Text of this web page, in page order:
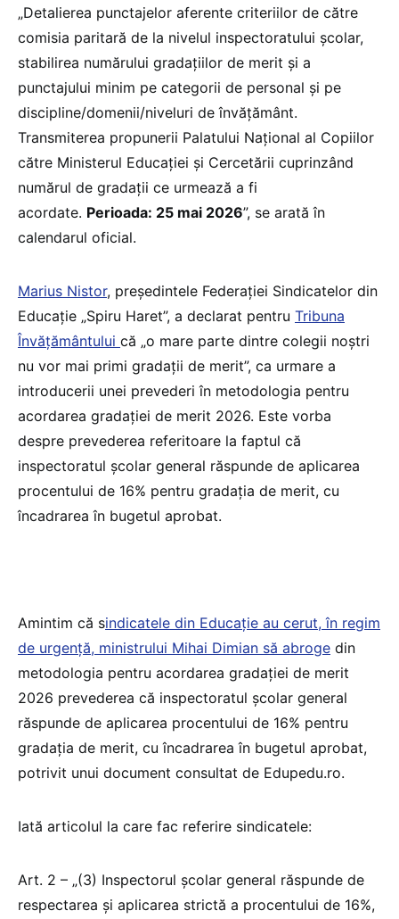
„Detalierea punctajelor aferente criteriilor de către
comisia paritară de la nivelul inspectoratului şcolar,
stabilirea numărului gradaţiilor de merit şi a
punctajului minim pe categorii de personal şi pe
discipline/domenii/niveluri de învăţământ.
Transmiterea propunerii Palatului Naţional al Copiilor
către Ministerul Educației și Cercetării cuprinzând
numărul de gradaţii ce urmează a fi
acordate. Perioada: 25 mai 2026”, se arată în
calendarul oficial.
Marius Nistor, președintele Federației Sindicatelor din
Educație „Spiru Haret”, a declarat pentru Tribuna
Învățământului că „o mare parte dintre colegii noștri
nu vor mai primi gradații de merit”, ca urmare a
introducerii unei prevederi în metodologia pentru
acordarea gradației de merit 2026. Este vorba
despre prevederea referitoare la faptul că
inspectoratul școlar general răspunde de aplicarea
procentului de 16% pentru gradația de merit, cu
încadrarea în bugetul aprobat.
Amintim că sindicatele din Educație au cerut, în regim
de urgență, ministrului Mihai Dimian să abroge din
metodologia pentru acordarea gradației de merit
2026 prevederea că inspectoratul școlar general
răspunde de aplicarea procentului de 16% pentru
gradația de merit, cu încadrarea în bugetul aprobat,
potrivit unui document consultat de Edupedu.ro.
Iată articolul la care fac referire sindicatele:
Art. 2 – „(3) Inspectorul școlar general răspunde de
respectarea și aplicarea strictă a procentului de 16%,